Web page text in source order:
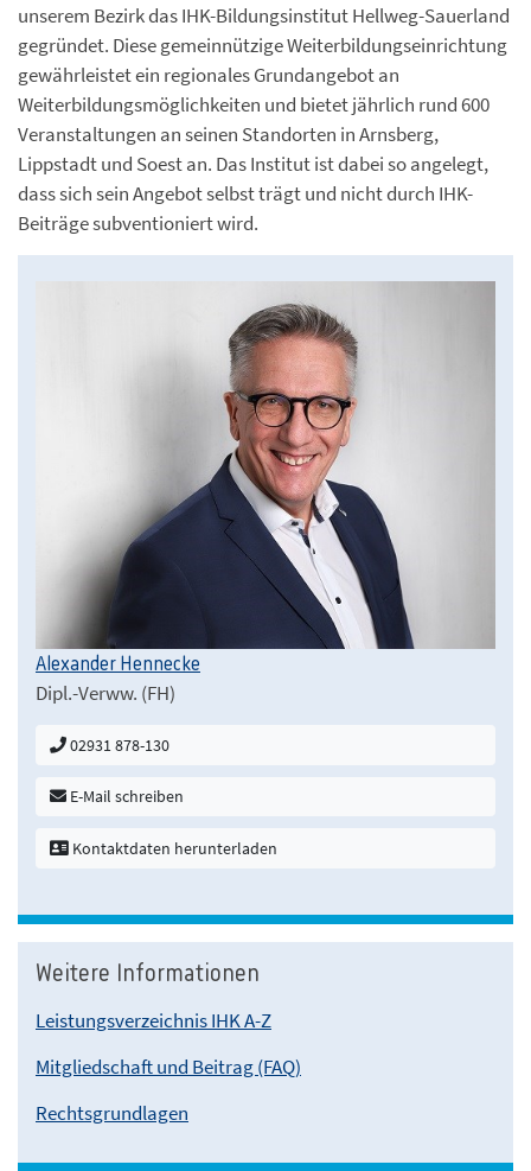
unserem Bezirk das IHK-Bildungsinstitut Hellweg-Sauerland
gegründet. Diese gemeinnützige Weiterbildungseinrichtung
gewährleistet ein regionales Grundangebot an
Weiterbildungsmöglichkeiten und bietet jährlich rund 600
Veranstaltungen an seinen Standorten in Arnsberg,
Lippstadt und Soest an. Das Institut ist dabei so angelegt,
dass sich sein Angebot selbst trägt und nicht durch IHK-
Beiträge subventioniert wird.
Alexander Hennecke
Dipl.-Verww. (FH)
02931 878-130
E-Mail schreiben
Kontaktdaten herunterladen
Weitere Informationen
Leistungsverzeichnis IHK A-Z
Mitgliedschaft und Beitrag (FAQ)
Rechtsgrundlagen